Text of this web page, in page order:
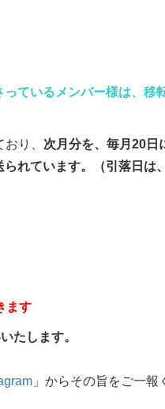
ているメンバー様は、移
り、 次月分を、毎月20日
れています。（引落日は
ます
たします。
」からその旨をご一報